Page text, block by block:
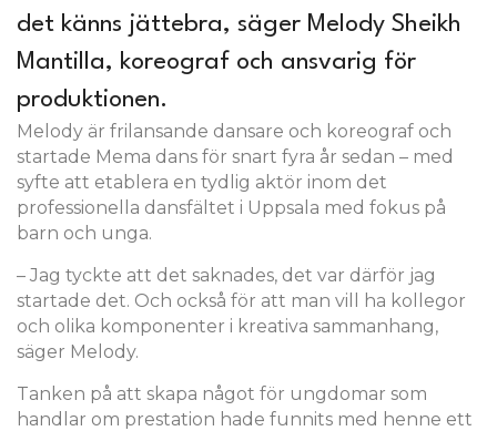
det känns jättebra, säger Melody Sheikh
Mantilla, koreograf och ansvarig för
produktionen.
Melody är frilansande dansare och koreograf och
startade Mema dans för snart fyra år sedan – med
syfte att etablera en tydlig aktör inom det
professionella dansfältet i Uppsala med fokus på
barn och unga.
– Jag tyckte att det saknades, det var därför jag
startade det. Och också för att man vill ha kollegor
och olika komponenter i kreativa sammanhang,
säger Melody.
Tanken på att skapa något för ungdomar som
handlar om prestation hade funnits med henne ett